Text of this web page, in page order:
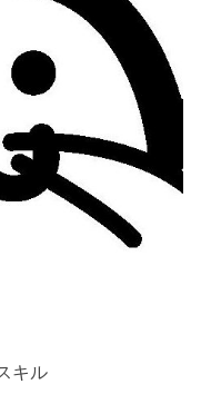
キル